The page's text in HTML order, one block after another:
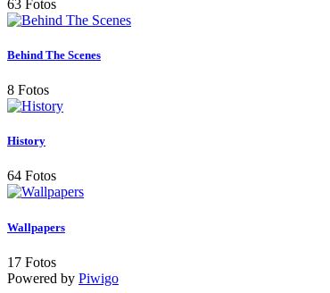
63 Fotos
Behind The Scenes
8 Fotos
History
64 Fotos
Wallpapers
17 Fotos
Powered by Piwigo